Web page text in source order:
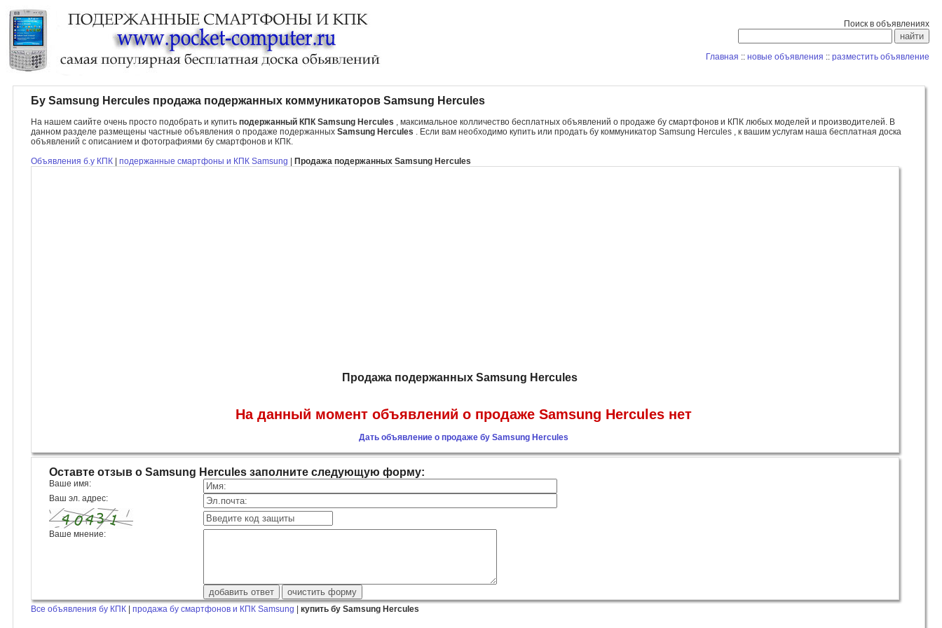
Поиск в объявлениях
Главная :: новые объявления :: разместить объявление
Бу Samsung Hercules продажа подержанных коммуникаторов Samsung Hercules
На нашем саийте очень просто подобрать и купить подержанный КПК Samsung Hercules , максимальное колличество бесплатных объявлений о продаже бу смартфонов и КПК любых моделей и производителей. В
данном разделе размещены частные объявления о продаже подержанных Samsung Hercules . Если вам необходимо купить или продать бу коммуникатор Samsung Hercules , к вашим услугам наша бесплатная доска
объявлений с описанием и фотографиями бу смартфонов и КПК.
Объявления б.у КПК
подержанные смартфоны и КПК Samsung Продажа подержанных Samsung Hercules
Продажа подержанных Samsung Hercules
На данный момент объявлений о продаже Samsung Hercules нет
Дать объявление о продаже бу Samsung Hercules
Оставте отзыв о Samsung Hercules заполните следующую форму:
Ваше имя:
Ваш эл. адрес:
Ваше мнение:
Все объявления бу КПК продажа бу смартфонов и КПК Samsung купить бу Samsung Hercules